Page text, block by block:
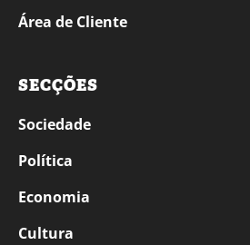
Área de Cliente
SECÇÕES
Sociedade
Política
Economia
Cultura